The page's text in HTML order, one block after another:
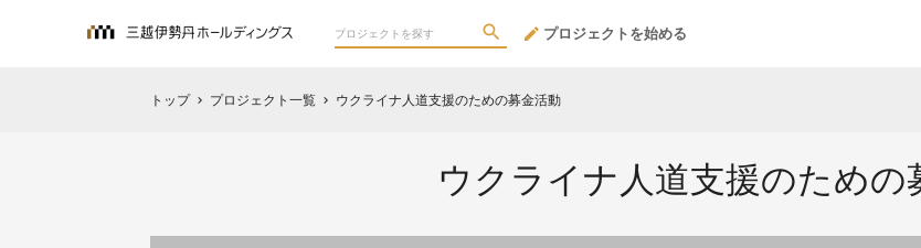
プロジェクトを始める
トップ chevron_right プロジェクト一覧 chevron_right ウクライナ人道支援のための募金活動
ウクライナ人道支援のための